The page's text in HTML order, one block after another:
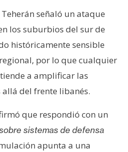
señaló un ataque
los suburbios del sur de
históricamente sensible
por lo que cualquier
a amplificar las
del frente libanés.
que respondió con un
sistemas de defensa
apunta a una